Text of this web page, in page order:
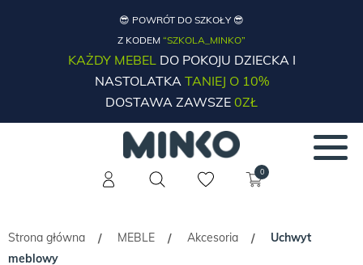
😎 POWRÓT DO SZKOŁY 😎
Z KODEM “SZKOLA_MINKO”
KAŻDY MEBELDO POKOJU DZIECKA I
NASTOLATKATANIEJ O 10%
DOSTAWA ZAWSZE 0ZŁ
0
Strona główna / MEBLE / Akcesoria /
Uchwyt
meblowy